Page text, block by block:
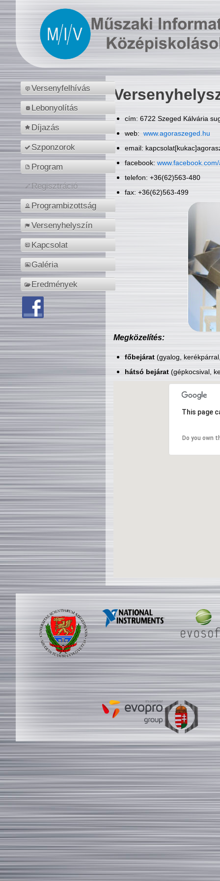
Versenyfelhívás
Lebonyolítás
Díjazás
Szponzorok
Program
Regisztráció
Programbizottság
Versenyhelyszín
Kapcsolat
Galéria
Eredmények
cím: 6722 Szeged Kálvária
web: www.agoraszeged.hu
email:
facebook:
telefon: +36(62)563-480
fax: +36(62)563-499
Megközelítés:
főbejárat(gyalog,
hátsó bejárat(gépkocsival,
This page
Do you own